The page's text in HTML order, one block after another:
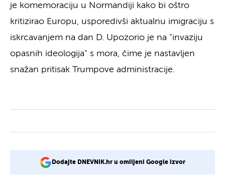
je komemoraciju u Normandiji kako bi oštro
kritizirao Europu, usporedivši aktualnu imigraciju s
iskrcavanjem na dan D. Upozorio je na "invaziju
opasnih ideologija" s mora, čime je nastavljen
snažan pritisak Trumpove administracije.
Dodajte DNEVNIK.hr u omiljeni Google izvor